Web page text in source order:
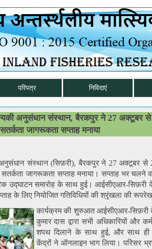
परिपत्र निविदाएं
अनुसंधान संस्थान, बैरकपुर ने 27 अक्टूबर
जागरूकता सप्ताह मनाया
अनुसंधान संस्थान (सिफ़री), बैरकपुर ने 27 अक्टूबर
सतर्कता जागरूकता सप्ताह मनाया। सप्ताह भर
समारोह के साथ हुई। आईसीएआर-सिफ़री के
के लिए नियोजित गतिविधियों की श्रृंखला की
कार्यक्रम की शुरुआत आईसीएआर-
कुमार दास द्वारा सभी अधिकारियों और
शपथ दिलाने के साथ हुई, और साथ ही
केंद्रों ने ऑनलाइन भाग लिया। परिसर